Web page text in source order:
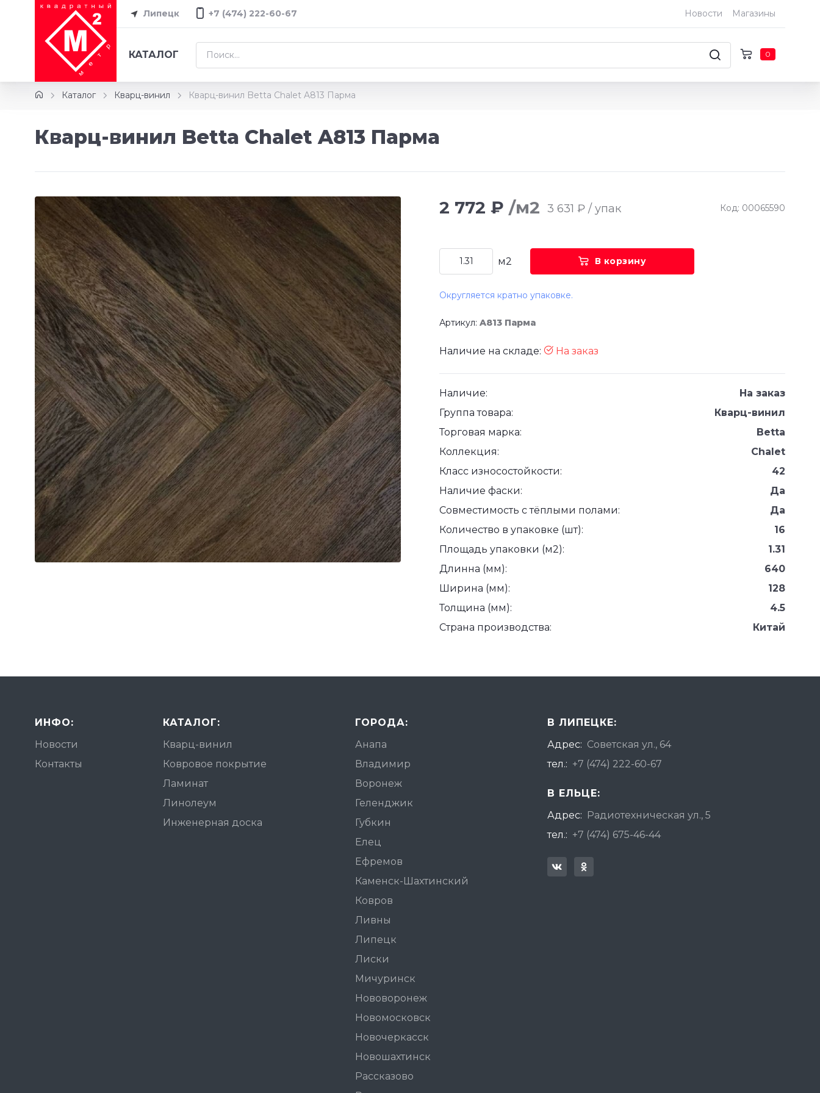
Липецк +7 (474) 222-60-67 Новости Магазины
КАТАЛОГ 0
Каталог Кварц-винил Кварц-винил Betta Chalet A813 Парма
Кварц-винил Betta Chalet A813 Парма
2 772 ₽ /м2 3 631 ₽ / упак Код: 00065590
м2 В корзину
Округляется кратно упаковке.
Артикул: A813 Парма
Наличие на складе: На заказ
Наличие:
На заказ
Группа товара:
Кварц-винил
Торговая марка:
Betta
Коллекция:
Chalet
Класс износостойкости:
42
Наличие фаски:
Да
Совместимость с тёплыми полами:
Да
Количество в упаковке (шт):
16
Площадь упаковки (м2):
1.31
Длинна (мм):
640
Ширина (мм):
128
Толщина (мм):
4.5
Страна производства:
Китай
ИНФО:
Новости
Контакты
КАТАЛОГ:
Кварц-винил
Ковровое покрытие
Ламинат
Линолеум
Инженерная доска
ГОРОДА:
Анапа
Владимир
Воронеж
Геленджик
Губкин
Елец
Ефремов
Каменск-Шахтинский
Ковров
Ливны
Липецк
Лиски
Мичуринск
Нововоронеж
Новомосковск
Новочеркасск
Новошахтинск
Рассказово
В ЛИПЕЦКЕ:
Адрес: Советская ул., 64
тел.: +7 (474) 222-60-67
В ЕЛЬЦЕ:
Адрес:
Радиотехническая ул., 5
тел.: +7 (474) 675-46-44